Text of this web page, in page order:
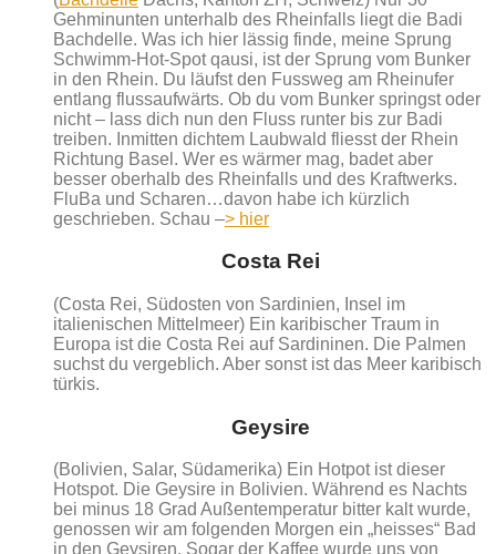
Gehminunten unterhalb des Rheinfalls liegt die Badi
Bachdelle. Was ich hier lässig finde, meine Sprung
Schwimm-Hot-Spot qausi, ist der Sprung vom Bunker
in den Rhein. Du läufst den Fussweg am Rheinufer
entlang flussaufwärts. Ob du vom Bunker springst oder
nicht – lass dich nun den Fluss runter bis zur Badi
treiben. Inmitten dichtem Laubwald fliesst der Rhein
Richtung Basel. Wer es wärmer mag, badet aber
besser oberhalb des Rheinfalls und des Kraftwerks.
FluBa und Scharen…davon habe ich kürzlich
geschrieben. Schau –> hier
Costa Rei
(Costa Rei, Südosten von Sardinien, Insel im
italienischen Mittelmeer) Ein karibischer Traum in
Europa ist die Costa Rei auf Sardininen. Die Palmen
suchst du vergeblich. Aber sonst ist das Meer karibisch
türkis.
Geysire
(Bolivien, Salar, Südamerika) Ein Hotpot ist dieser
Hotspot. Die Geysire in Bolivien. Während es Nachts
bei minus 18 Grad Außentemperatur bitter kalt wurde,
genossen wir am folgenden Morgen ein „heisses“ Bad
in den Geysiren. Sogar der Kaffee wurde uns von